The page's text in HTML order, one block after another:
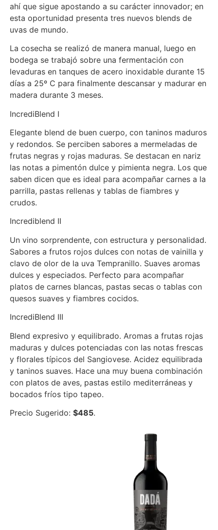
ahí que sigue apostando a su carácter innovador; en
esta oportunidad presenta tres nuevos blends de
uvas de mundo.
La cosecha se realizó de manera manual, luego en
bodega se trabajó sobre una fermentación con
levaduras en tanques de acero inoxidable durante 15
días a 25º C para finalmente descansar y madurar en
madera durante 3 meses.
IncrediBlend I
Elegante blend de buen cuerpo, con taninos maduros
y redondos. Se perciben sabores a mermeladas de
frutas negras y rojas maduras. Se destacan en nariz
las notas a pimentón dulce y pimienta negra. Los que
saben dicen que es ideal para acompañar carnes a la
parrilla, pastas rellenas y tablas de fiambres y
crudos.
Incrediblend II
Un vino sorprendente, con estructura y personalidad.
Sabores a frutos rojos dulces con notas de vainilla y
clavo de olor de la uva Tempranillo. Suaves aromas
dulces y especiados. Perfecto para acompañar
platos de carnes blancas, pastas secas o tablas con
quesos suaves y fiambres cocidos.
IncrediBlend III
Blend expresivo y equilibrado. Aromas a frutas rojas
maduras y dulces potenciadas con las notas frescas
y florales típicos del Sangiovese. Acidez equilibrada
y taninos suaves. Hace una muy buena combinación
con platos de aves, pastas estilo mediterráneas y
bocados fríos tipo tapeo.
Precio Sugerido: $485.